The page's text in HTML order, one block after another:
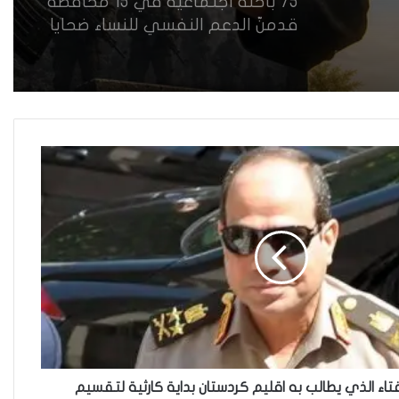
قدمنّ الدعم النفسي للنساء ضحايا
العنف في العراق
العراقية تكسر القيد نحو فضاء
الحرية
“كون آي” لماذا تركت وظيفتها
الحكومية وفتحت مطعم ؟
الذي يطالب به اقليم كردستان بداية كارثية لتقسيم